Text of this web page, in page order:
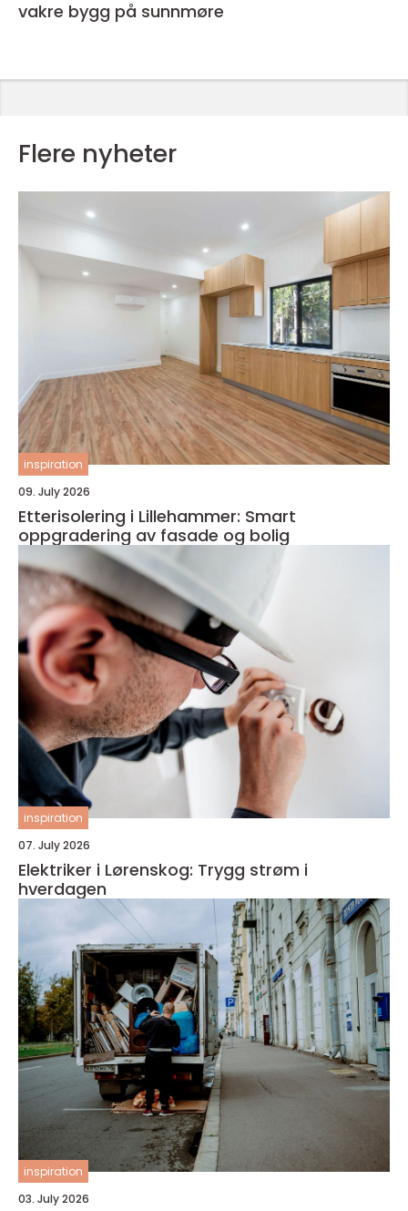
vakre bygg på sunnmøre
Flere nyheter
inspiration
09. July 2026
Etterisolering i Lillehammer: Smart
oppgradering av fasade og bolig
inspiration
07. July 2026
Elektriker i Lørenskog: Trygg strøm i
hverdagen
inspiration
03. July 2026